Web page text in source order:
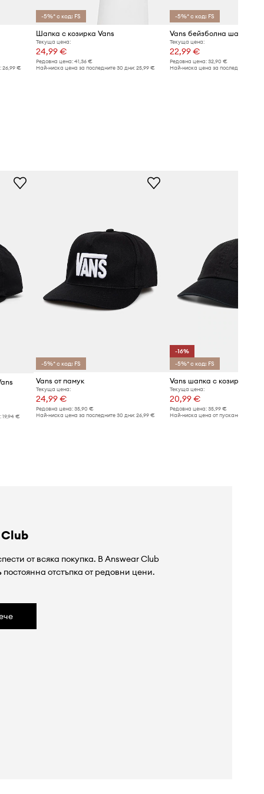
26,99 €
-5%* с код: FS
Шапка с козирка Vans
Текуща цена:
24,99 €
Редовна цена:41,36 €
Най-ниска цена за последните 30 дни:25,99 €
-5%* с код: FS
Vans бейзболна шапка от
Текуща цена:
22,99 €
Редовна цена: 32,90 €
Най-ниска цена за последните 30
19,94 €
-5%* с код: FS
Vans от памук
Текуща цена:
24,99 €
Редовна цена:35,90 €
Най-ниска цена за последните 30 дни:26,99 €
-16%
-5%* с код: FS
Vans шапка с козирка от
Текуща цена:
20,99 €
Редовна цена: 35,99 €
Най-ниска цена от пускането в
от всяка покупка. В Answear Club
постоянна отстъпка от редовни цени.